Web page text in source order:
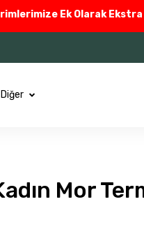
Ek Olarak Ekstra
Diğer
Mor